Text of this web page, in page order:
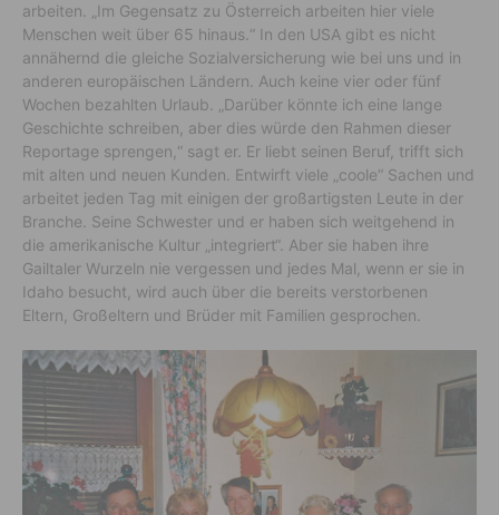
arbeiten. „Im Gegensatz zu Österreich arbeiten hier viele
Menschen weit über 65 hinaus.“ In den USA gibt es nicht
annähernd die gleiche Sozialversicherung wie bei uns und in
anderen europäischen Ländern. Auch keine vier oder fünf
Wochen bezahlten Urlaub. „Darüber könnte ich eine lange
Geschichte schreiben, aber dies würde den Rahmen dieser
Reportage sprengen,“ sagt er. Er liebt seinen Beruf, trifft sich
mit alten und neuen Kunden. Entwirft viele „coole“ Sachen und
arbeitet jeden Tag mit einigen der großartigsten Leute in der
Branche. Seine Schwester und er haben sich weitgehend in
die amerikanische Kultur „integriert“. Aber sie haben ihre
Gailtaler Wurzeln nie vergessen und jedes Mal, wenn er sie in
Idaho besucht, wird auch über die bereits verstorbenen
Eltern, Großeltern und Brüder mit Familien gesprochen.